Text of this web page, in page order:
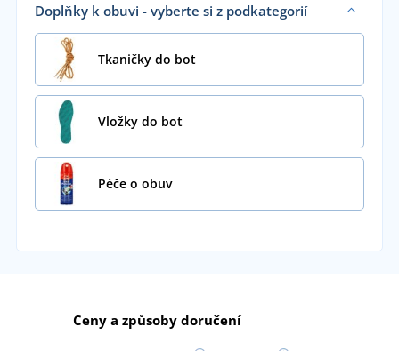
Doplňky k obuvi - vyberte si z podkategorií
Tkaničky do bot
Vložky do bot
Péče o obuv
Ceny a způsoby doručení